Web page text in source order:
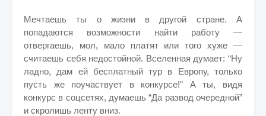
Мечтаешь ты о жизни в другой стране. А
попадаются возможности найти работу —
отвергаешь, мол, мало платят или того хуже —
считаешь себя недостойной. Вселенная думает: “Ну
ладно, дам ей бесплатный тур в Европу, только
пусть же поучаствует в конкурсе!” А ты, видя
конкурс в соцсетях, думаешь “Да развод очередной”
и скролишь ленту вниз.